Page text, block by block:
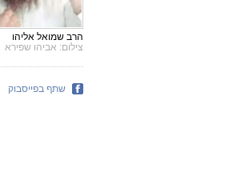
הרב שמואל אליהו
צילום: אביהו שפירא
שתף בפייסבוק